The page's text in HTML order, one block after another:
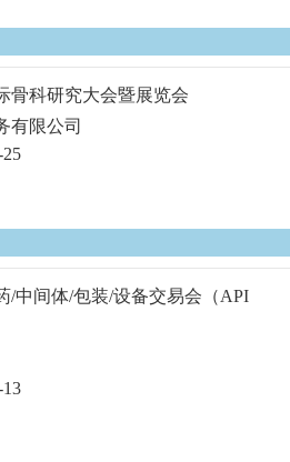
骨科研究大会暨展览会
有限公司
/中间体/包装/设备交易会（API